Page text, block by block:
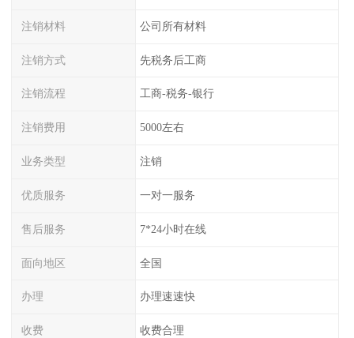
注销材料 公司所有材料
注销方式 先税务后工商
注销流程 工商-税务-银行
注销费用 5000左右
业务类型 注销
优质服务 一对一服务
售后服务 7*24小时在线
面向地区 全国
办理 办理速速快
收费 收费合理